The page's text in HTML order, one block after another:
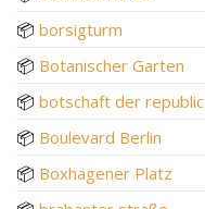
📦 borsigturm
📦 Botanischer Garten
📦 botschaft der
📦 Boulevard Berlin
📦 Boxhagener Platz